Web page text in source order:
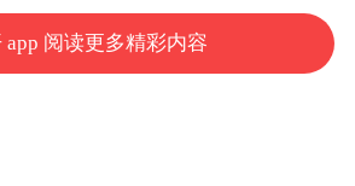
app 阅读更多精彩内容